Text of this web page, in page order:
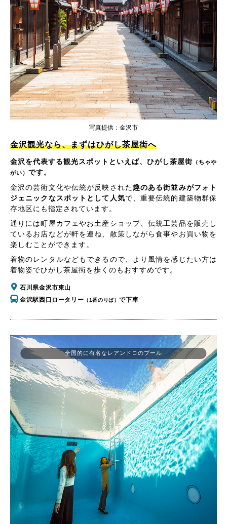
写真提供：金沢市
金沢観光なら、まずはひがし茶屋街へ
金沢を代表する観光スポットといえば、ひがし茶屋街 （ちゃや
がい） です。
金沢の芸術文化や伝統が反映された趣のある街並みがフォト
ジェニックなスポットとして人気で、重要伝統的建築物群保
存地区にも指定されています。
通りには町屋カフェやお土産ショップ、伝統工芸品を販売し
ているお店などが軒を連ね、散策しながら食事やお買い物を
楽しむことができます。
着物のレンタルなどもできるので、より風情を感じたい方は
着物姿でひがし茶屋街を歩くのもおすすめです。
石川県金沢市東山
金沢駅西口ロータリー （1番のりば）で下車
全国的に有名なレアンドロのプール